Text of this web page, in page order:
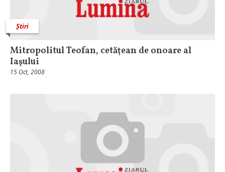
Știri
Mitropolitul Teofan, cetăţean de onoare al
Iaşului
15 Oct, 2008